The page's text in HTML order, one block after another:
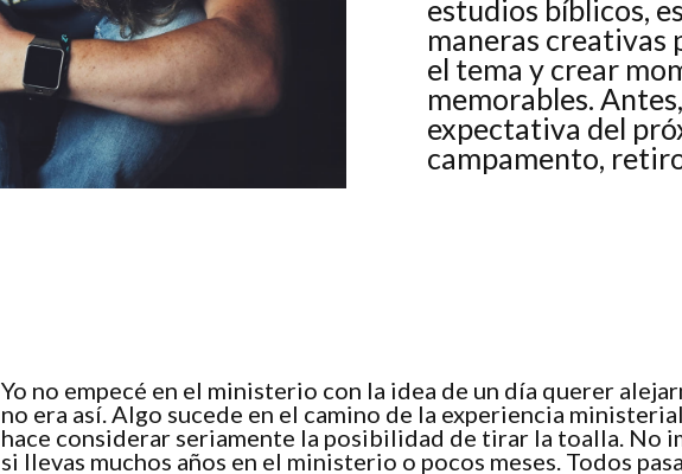
estudios bíblicos,
maneras creativas
el tema y crear
memorables.
expectativa del
campamento,
Yo no empecé en el ministerio con la idea de un día querer
no era así. Algo sucede en el camino de la experiencia
hace considerar seriamente la posibilidad de tirar la toalla. No
si llevas muchos años en el ministerio o pocos meses. Todos